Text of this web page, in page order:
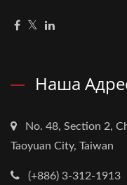
Наша
No. 48, Section 2,
Taoyuan City, Taiwan
(+886) 3-312-1913